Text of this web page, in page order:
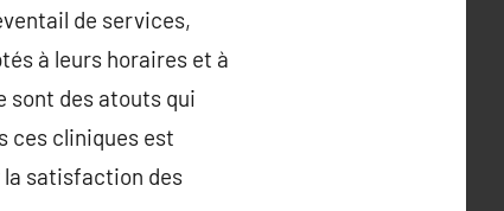
de services,
à leurs horaires et à
sont des atouts qui
ces cliniques est
la satisfaction des